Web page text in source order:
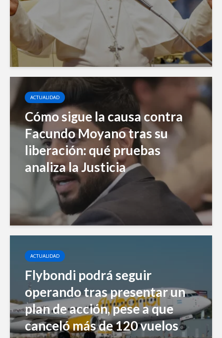
ACTUALIDAD
Cómo sigue la causa contra
Facundo Moyano tras su
liberación: qué pruebas
analiza la Justicia
ACTUALIDAD
Flybondi podrá seguir
operando tras presentar un
plan de acción, pese a que
canceló más de 120 vuelos